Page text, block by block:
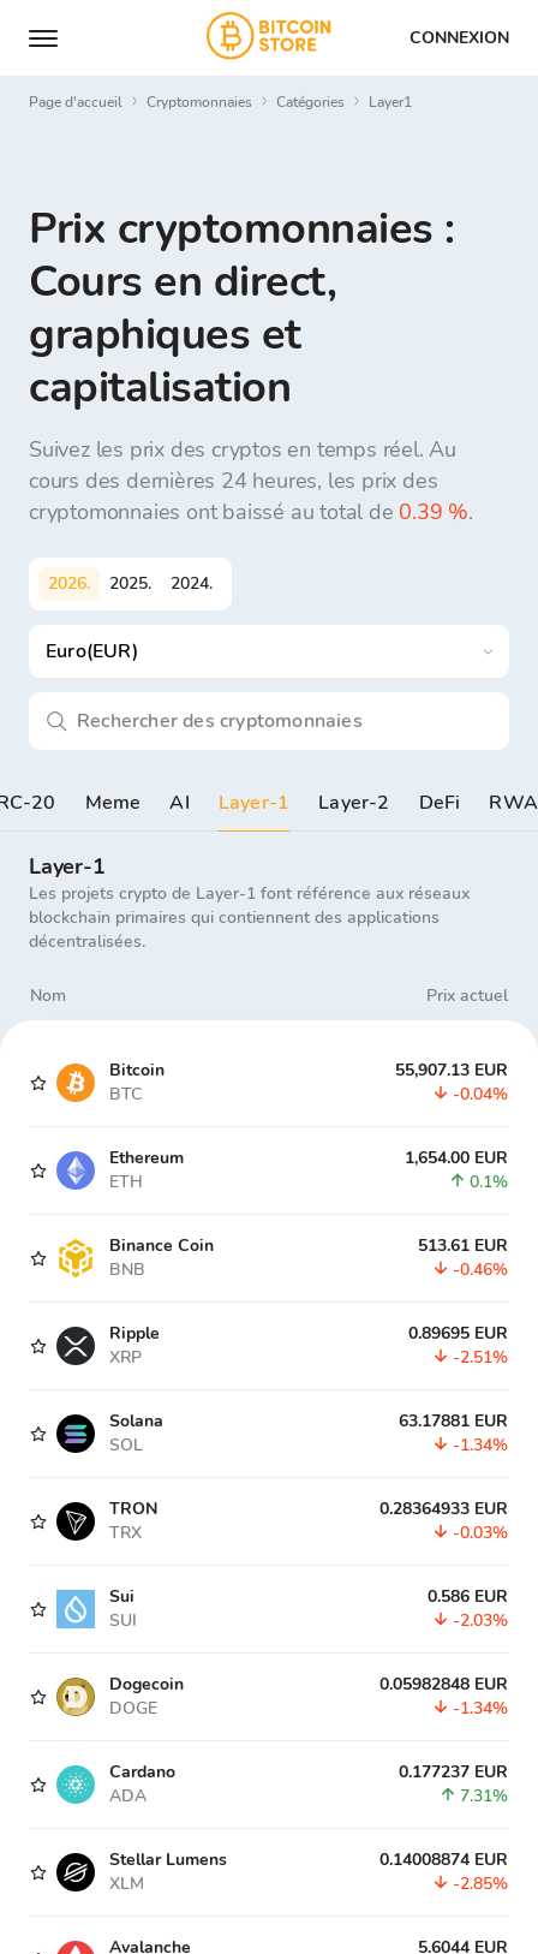
CONNEXION
Page d'accueil Cryptomonnaies Catégories layer1
Prix cryptomonnaies :
Cours en direct,
graphiques et
capitalisation
Suivez les prix des cryptos en temps réel. Au
cours des dernières 24 heures, les prix des
cryptomonnaies ont baissé au total de 0.39 %.
2026. 2025. 2024.
Euro(EUR)
20 Meme AI Layer-1 Layer-2 DeFi RWA
Layer-1
Les projets crypto de Layer-1 font référence aux réseaux
blockchain primaires qui contiennent des applications
décentralisées.
Nom Prix actuel
Bitcoin
BTC
55,907.13 EUR
-0.04%
Ethereum
ETH
1,654.00 EUR
0.1%
Binance Coin
BNB
513.61 EUR
-0.46%
Ripple
XRP
0.89695 EUR
-2.51%
Solana
SOL
63.17881 EUR
-1.34%
TRON
TRX
0.28364933 EUR
-0.03%
Sui
SUI
0.586 EUR
-2.03%
Dogecoin
DOGE
0.05982848 EUR
-1.34%
Cardano
ADA
0.177237 EUR
7.31%
Stellar Lumens
XLM
0.14008874 EUR
-2.85%
Avalanche
5.6044 EUR